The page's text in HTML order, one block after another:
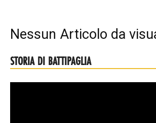
Nessun Articolo da
STORIA DI BATTIPAGLIA